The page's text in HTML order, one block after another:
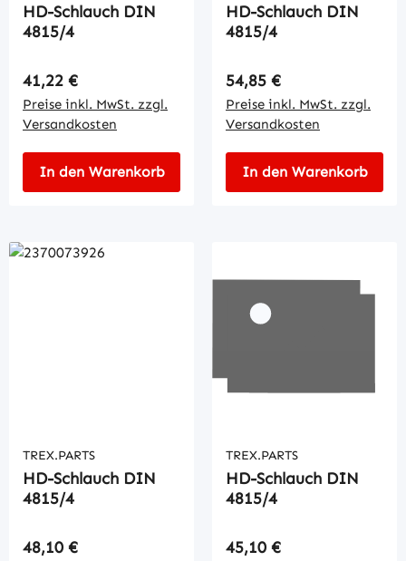
HD-Schlauch DIN
4815/4
Regulärer Preis:
41,22 €
Preise inkl. MwSt. zzgl.
Versandkosten
In den Warenkorb
HD-Schlauch DIN
4815/4
Regulärer Preis:
54,85 €
Preise inkl. MwSt. zzgl.
Versandkosten
In den Warenkorb
TREX.PARTS
HD-Schlauch DIN
4815/4
Regulärer Preis:
48,10 €
TREX.PARTS
HD-Schlauch DIN
4815/4
Regulärer Preis:
45,10 €